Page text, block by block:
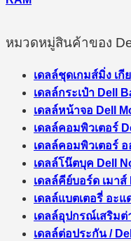
หมวดหมู่สินค้าของ
เดลล์ชุดเกมส์มิ่ง เกี
เดลล์กระเป๋า Dell
เดลล์หน้าจอ Dell
เดลล์คอมพิวเตอร์
เดลล์คอมพิวเตอร์
เดลล์โน๊ตบุค Dell
เดลล์คีย์บอร์ด เมา
เดลล์แบตเตอรี่ อะ
เดลล์อุปกรณ์เสริมต่
เดลล์ต่อประกัน /